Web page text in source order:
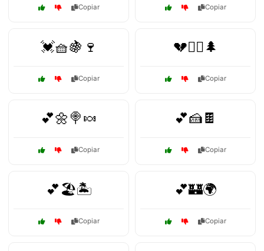
Copiar Copiar
💓🧺🍇🍷
Copiar
💔🚴‍♂️🌲
Copiar
💕🌼🍭🍬
Copiar
💕🍰🍫
Copiar
💕🏖️🏝️
Copiar
💕🏰🌍
Copiar